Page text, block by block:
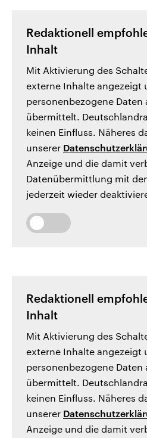
Redaktionell
Inhalt
Mit Aktivierung des
externe Inhalte angezeigt
personenbezogene
übermittelt.
keinen Einfluss. Näheres
unserer
Anzeige und die damit
Datenübermittlung mit
jederzeit wieder
Redaktionell
Inhalt
Mit Aktivierung des
externe Inhalte angezeigt
personenbezogene
übermittelt.
keinen Einfluss. Näheres
unserer
Anzeige und die damit